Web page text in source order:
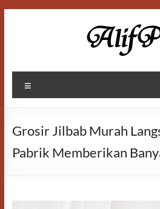
Alif
Properti
Grosir Jilbab Murah
Pabrik Memberikan